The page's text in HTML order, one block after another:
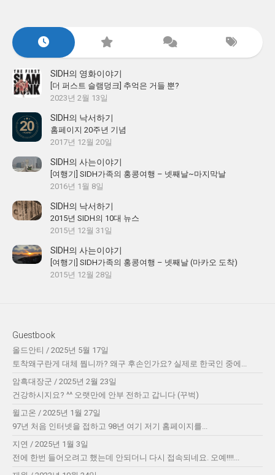
SIDH의 영화이야기
[더 퍼스트 슬램덩크] 추억은 거들 뿐?
2023년 2월 13일
SIDH의 낙서하기
홈페이지 20주년 기념
2017년 12월 20일
SIDH의 사는이야기
[여행기] SIDH가족의 홍콩여행 – 넷째날~마지막날
2016년 1월 8일
SIDH의 낙서하기
2015년 SIDH의 10대 뉴스
2015년 12월 31일
SIDH의 사는이야기
[여행기] SIDH가족의 홍콩여행 – 넷째날 (마카오 도착)
2015년 12월 28일
Guestbook
올드안티 / 2025년 5월 17일
토착왜구란게 대체 뭡니까? 왜구 후손인가요? 실제로 한국인 중에...
암흑대장군 / 2025년 2월 23일
건강하시지요? ^^ 오랫만에 안부 전하고 갑니다 (꾸벅)
윌고온 / 2025년 1월 27일
97년 처음 인터넷을 접하고 98년 여기 저기 홈페이지를...
지연 / 2025년 1월 3일
전에 한번 들어오려고 했는데 안되더니 다시 접속되네요. 오예!!!!...